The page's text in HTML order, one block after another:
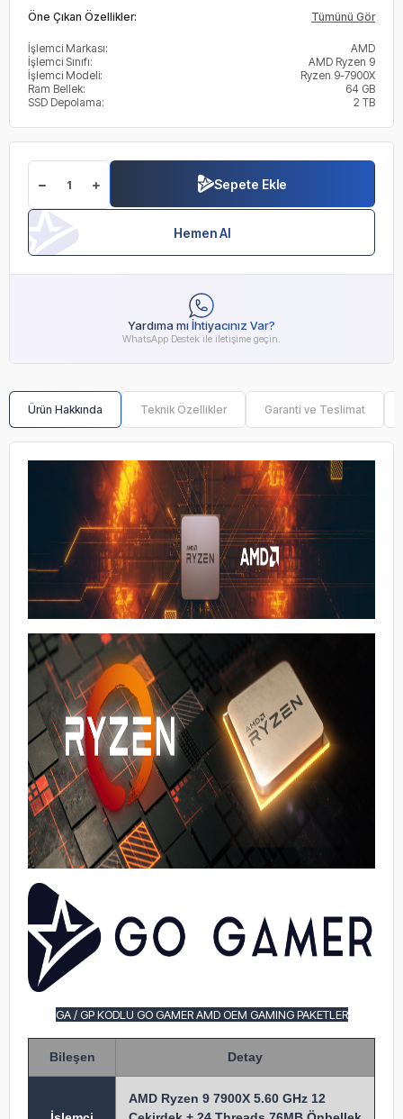
Öne Çıkan Özellikler: Tümünü Gör
İşlemci Markası:
AMD
İşlemci Sınıfı:
AMD Ryzen 9
İşlemci Modeli:
Ryzen 9-7900X
Ram Bellek:
64 GB
SSD Depolama:
2 TB
Sepete Ekle
Hemen Al
Yardıma mı İhtiyacınız Var?
WhatsApp Destek ile iletişime geçin.
Ürün Hakkında Teknik Özellikler Garanti ve Teslimat
GA / GP KODLU GO GAMER AMD OEM GAMING PAKETLER
Bileşen Detay
AMD Ryzen 9 7900X 5.60 GHz 12